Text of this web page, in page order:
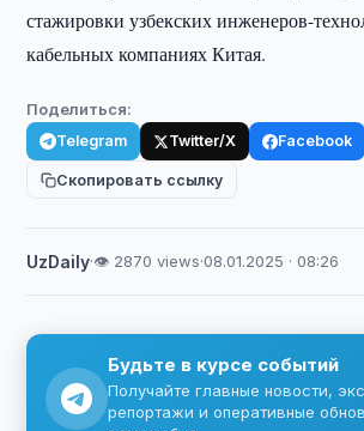
стажировки узбекских инженеров-
кабельных компаниях Китая.
Поделиться:
Telegram Twitter/X Facebook
Скопировать ссылку
UzDaily·👁 2870 views·08.01.2025 · 08:26
Будьте в курсе событий
Получайте главные новости,
репортажи и оперативные